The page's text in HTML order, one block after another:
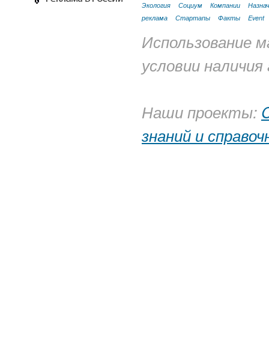
Экология
Социум Компании
реклама
Стартапы Факты Event
Использование
условии
Наши проекты:
знаний и